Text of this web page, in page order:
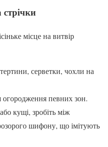
місце на витвір
серветки, чохли на
огородження певних зон.
кущі, зробіть між
шифону, що імітують